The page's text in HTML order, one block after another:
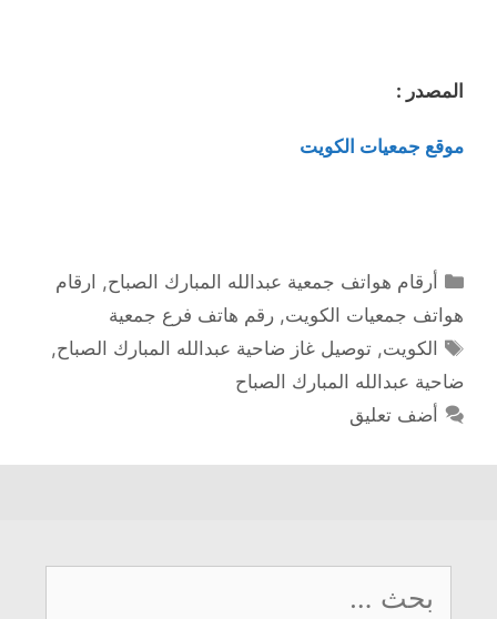
المصدر :
موقع جمعيات الكويت
التصنيفات
أرقام هواتف جمعية عبدالله المبارك الصباح, ارقام
هواتف جمعيات الكويت, رقم هاتف فرع جمعية
الوسوم
الكويت,توصيل غاز ضاحية عبدالله المبارك الصباح,
ضاحية عبدالله المبارك الصباح
أضف تعليق